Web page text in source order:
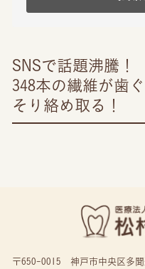
SNSで話題沸騰！
348本の繊維が歯
そり絡め取る！
〒650-0015 神戸市中央区多